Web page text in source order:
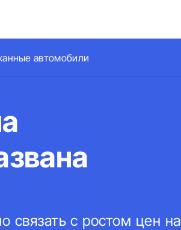
автомобили
связать с ростом цен на